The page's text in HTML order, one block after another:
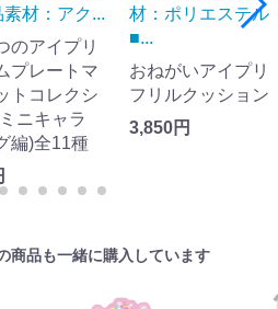
材：アク...
のアイプリ
プレートマ
トコレクシ
ニキャラ
編)全11種
材：ポリエステル
■...
おねがいアイプリ
フリルクッション
3,850円
商品も一緒に購入しています